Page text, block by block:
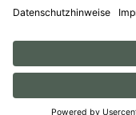
© 1956 - 2026
ImpressumAGB